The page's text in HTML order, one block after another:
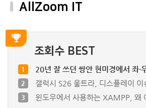
AllZoom IT
조회수 BEST
1 20년 잘 쓰던 쌍안 현미경에서 좌·
2 갤럭시 S26 울트라, 디스플레이
3 윈도우에서 사용하는 XAMPP, 왜